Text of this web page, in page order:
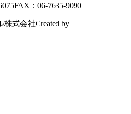
FAX：06-7635-9090
株式会社Created by